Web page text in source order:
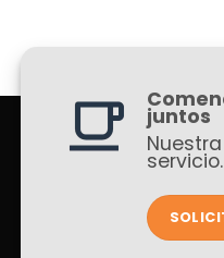
juntos
servicio.